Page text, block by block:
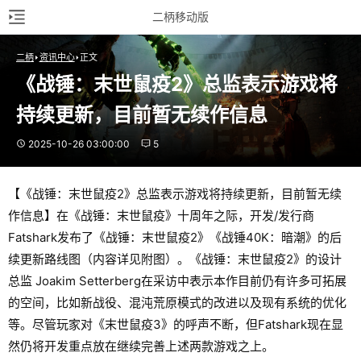
二柄移动版
二柄 资讯中心 正文
《战锤：末世鼠疫2》总监表示游戏将
持续更新，目前暂无续作信息
2025-10-26 03:00:00 5
【《战锤：末世鼠疫2》总监表示游戏将持续更新，目前暂无续
作信息】在《战锤：末世鼠疫》十周年之际，开发/发行商
Fatshark发布了《战锤：末世鼠疫2》《战锤40K：暗潮》的后
续更新路线图（内容详见附图）。《战锤：末世鼠疫2》的设计
总监 Joakim Setterberg在采访中表示本作目前仍有许多可拓展
的空间，比如新战役、混沌荒原模式的改进以及现有系统的优化
等。尽管玩家对《末世鼠疫3》的呼声不断，但Fatshark现在显
然仍将开发重点放在继续完善上述两款游戏之上。